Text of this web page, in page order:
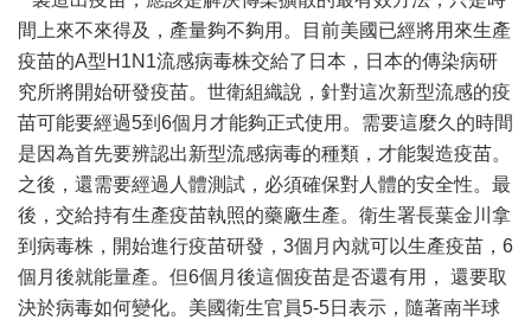
間上來不來得及，產量夠不夠用。目前美國已經將用來生產
疫苗的A型H1N1流感病毒株交給了日本，日本的傳染病研
究所將開始研發疫苗。世衛組織說，針對這次新型流感的疫
苗可能要經過5到6個月才能夠正式使用。需要這麼久的時間
是因為首先要辨認出新型流感病毒的種類，才能製造疫苗。
之後，還需要經過人體測試，必須確保對人體的安全性。最
後，交給持有生產疫苗執照的藥廠生產。衛生署長葉金川拿
到病毒株，開始進行疫苗研發，3個月內就可以生產疫苗，6
個月後就能量產。但6個月後這個疫苗是否還有用， 還要取
決於病毒如何變化。美國衛生官員5-5日表示，隨著南半球